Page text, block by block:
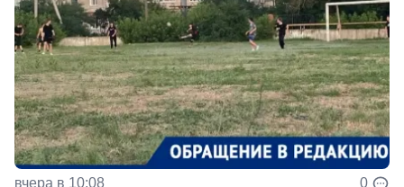
вчера в 10:08 0